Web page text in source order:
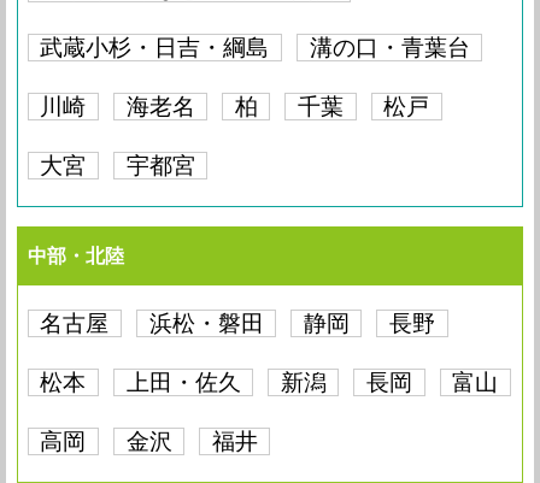
武蔵小杉・日吉・綱島 溝の口・青葉台
川崎 海老名 柏 千葉 松戸
大宮 宇都宮
中部・北陸
名古屋 浜松・磐田 静岡 長野
松本 上田・佐久 新潟 長岡 富山
高岡 金沢 福井